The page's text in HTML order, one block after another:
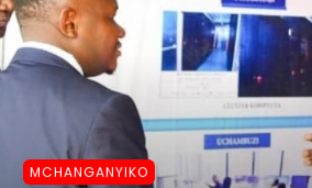
MCHANGANYIKO